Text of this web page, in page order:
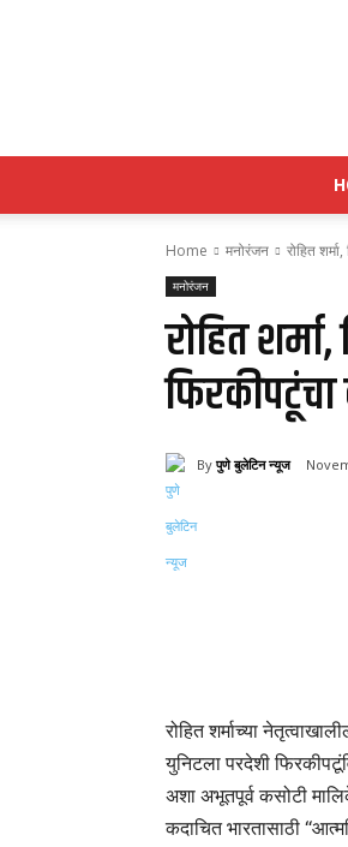
Home मनोरंजन रोहित
मनोरंजन
रोहित
By पुणे बुलेटिन न्यूज
रोहित शर्माच्या
युनिटला परदेशी
अशा अभूतपूर्व कसोटी
कदाचित भारतासाठी